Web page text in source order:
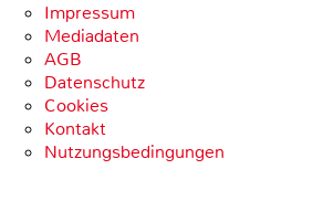
Impressum
Mediadaten
AGB
Datenschutz
Cookies
Kontakt
Nutzungsbedingungen